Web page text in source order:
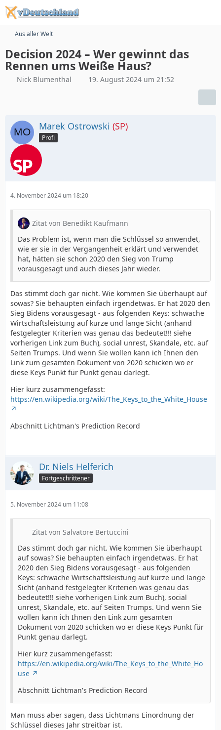
Aus aller Welt
Decision 2024 – Wer gewinnt das
Rennen ums Weiße Haus?
Nick Blumenthal 19. August 2024 um 21:52
Marek Ostrowski (SP)
Profi
4. November 2024 um 18:20
Zitat von Benedikt Kaufmann
Das Problem ist, wenn man die Schlüssel so anwendet,
wie er sie in der Vergangenheit erklärt und verwendet
hat, hätten sie schon 2020 den Sieg von Trump
vorausgesagt und auch dieses Jahr wieder.
Das stimmt doch gar nicht. Wie kommen Sie überhaupt auf
sowas? Sie behaupten einfach irgendetwas. Er hat 2020 den
Sieg Bidens vorausgesagt - aus folgenden Keys: schwache
Wirtschaftsleistung auf kurze und lange Sicht (anhand
festgelegter Kriterien was genau das bedeutet!!! siehe
vorherigen Link zum Buch), social unrest, Skandale, etc. auf
Seiten Trumps. Und wenn Sie wollen kann ich Ihnen den
Link zum gesamten Dokument von 2020 schicken wo er
diese Keys Punkt für Punkt genau darlegt.
Hier kurz zusammengefasst:
https://en.wikipedia.org/wiki/The_Keys_to_the_White_House
Abschnitt Lichtman's Prediction Record
Dr. Niels Helferich
Fortgeschrittener
5. November 2024 um 11:08
Zitat von Salvatore Bertuccini
Das stimmt doch gar nicht. Wie kommen Sie überhaupt
auf sowas? Sie behaupten einfach irgendetwas. Er hat
2020 den Sieg Bidens vorausgesagt - aus folgenden
Keys: schwache Wirtschaftsleistung auf kurze und lange
Sicht (anhand festgelegter Kriterien was genau das
bedeutet!!! siehe vorherigen Link zum Buch), social
unrest, Skandale, etc. auf Seiten Trumps. Und wenn Sie
wollen kann ich Ihnen den Link zum gesamten
Dokument von 2020 schicken wo er diese Keys Punkt für
Punkt genau darlegt.
Hier kurz zusammengefasst:
https://en.wikipedia.org/wiki/The_Keys_to_the_White_Ho
use
Abschnitt Lichtman's Prediction Record
Man muss aber sagen, dass Lichtmans Einordnung der
Schlüssel dieses Jahr streitbar ist.